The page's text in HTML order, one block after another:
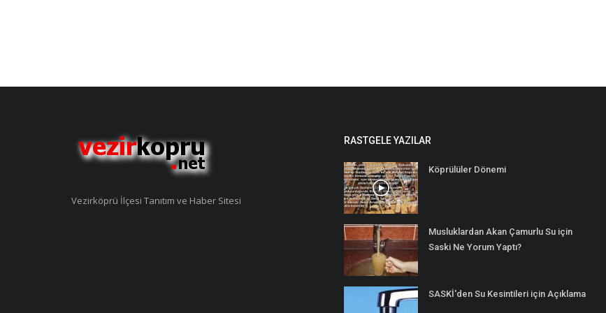
Vezirköprü İlçesi Tanıtım ve Haber Sitesi
RASTGELE YAZILAR
Köprülüler Dönemi
Musluklardan Akan Çamurlu Su için
Saski Ne Yorum Yaptı?
SASKİ'den Su Kesintileri için Açıklama